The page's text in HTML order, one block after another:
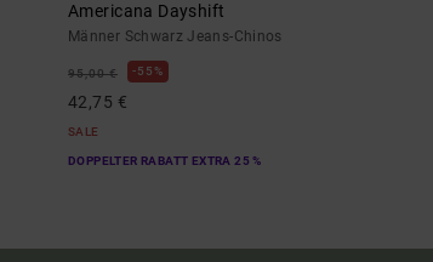
Americana Dayshift
Männer Schwarz Jeans-Chinos
95,00 € 55%
42,75 €
SALE
DOPPELTER RABATT EXTRA 25 %